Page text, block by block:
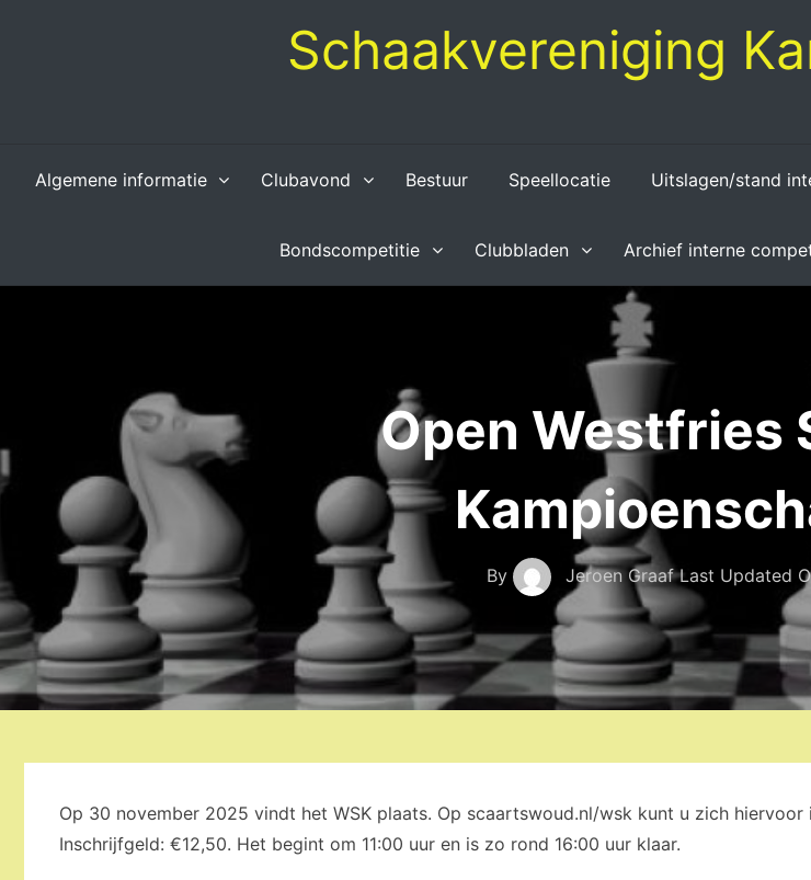
Schaakvereniging
Algemene informatie Clubavond Bestuur Speellocatie Uitslagen/stand
Bondscompetitie Clubbladen Archief interne
Open Westfries
By Jeroen GraafLast Updated
Op 30 november 2025 vindt het WSK plaats. Op scaartswoud.nl/wsk kunt u zich hiervoor
Inschrijfgeld: €12,50. Het begint om 11:00 uur en is zo rond 16:00 uur klaar.